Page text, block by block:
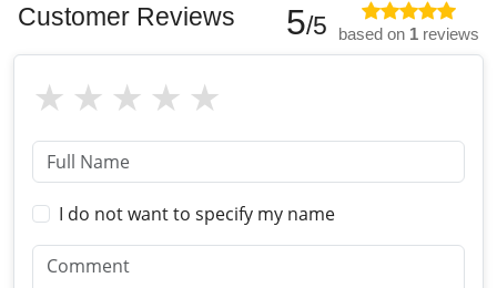
Customer Reviews 5/5 based on 1 reviews
I do not want to specify my name